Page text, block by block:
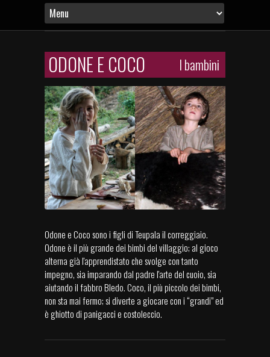
ODONE E COCO I bambini
Odone e Coco sono i figli di Teupala il correggiaio.
Odone è il più grande dei bimbi del villaggio; al gioco
alterna già l'apprendistato che svolge con tanto
impegno, sia imparando dal padre l'arte del cuoio, sia
aiutando il fabbro Bledo. Coco, il più piccolo dei bimbi,
non sta mai fermo; si diverte a giocare con i “grandi” ed
è ghiotto di panigacci e costoleccio.